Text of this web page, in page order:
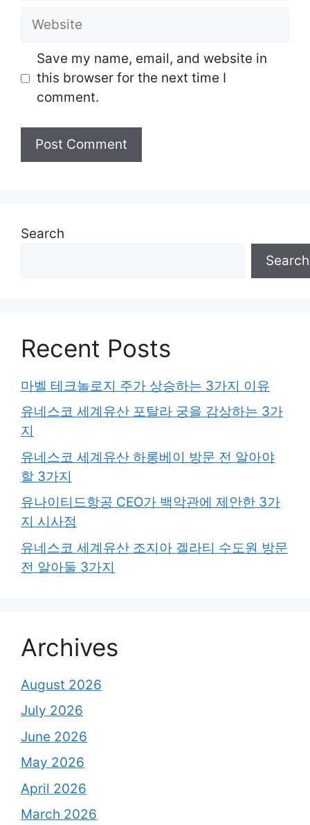
Website
Save my name, email, and website in
this browser for the next time I
comment.
Search
Search
Recent Posts
마벨 테크놀로지 주가 상승하는 3가지 이유
유네스코 세계유산 포탈라 궁을 감상하는 3가
지
유네스코 세계유산 하롱베이 방문 전 알아야
할 3가지
유나이티드항공 CEO가 백악관에 제안한 3가
지 시사점
유네스코 세계유산 조지아 겔라티 수도원 방문
전 알아둘 3가지
Archives
August 2026
July 2026
June 2026
May 2026
April 2026
March 2026